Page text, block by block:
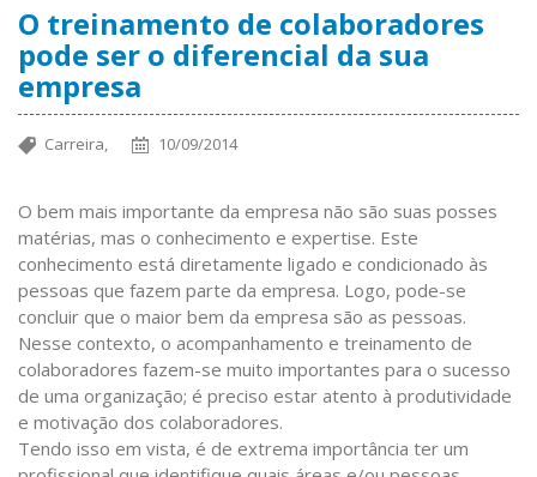
O treinamento de colaboradores
pode ser o diferencial da sua
empresa
Carreira, 10/09/2014
O bem mais importante da empresa não são suas posses
matérias, mas o conhecimento e expertise. Este
conhecimento está diretamente ligado e condicionado às
pessoas que fazem parte da empresa. Logo, pode-se
concluir que o maior bem da empresa são as pessoas.
Nesse contexto, o acompanhamento e treinamento de
colaboradores fazem-se muito importantes para o sucesso
de uma organização; é preciso estar atento à produtividade
e motivação dos colaboradores.
Tendo isso em vista, é de extrema importância ter um